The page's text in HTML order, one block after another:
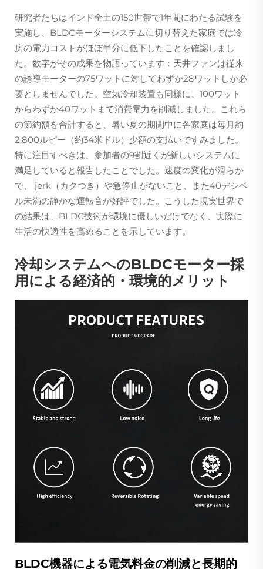
研究者たちはインド全土の150世帯で1年間にわたる試験を
実施し、BLDCモーターシステムに切り替えた家庭では冷
房の電力コストがほぼ半分に低下したことを確認しまし
た。数字がその成果を物語っています：天井ファンは従来
の誘導モーターの75ワットに対してわずか28ワットしか必
要としませんでした。空気冷却装置も同様に、100ワット
からわずか40ワットまで消費電力を削減しました。これら
の節約額を合計すると、暑い夏の期間中に各家庭は毎月約
2,800ルピー（約34米ドル）少額の支払いですみました。
特に注目すべきは、参加者の9割近くが新しいシステムに
満足していると報告したことでした。速度の変化が滑らか
で、 jerk（カクつき）や急停止がないこと、また40デシベ
ル未満の静かな運転音が好評でした。こうした現実世界で
の結果は、BLDC技術が環境に優しいだけでなく、実際に
生活の快適性を高めることを示しています。
冷却システムへのBLDCモーター採
用による経済的・環境的メリット
BLDC機器による電気料金の削減と長期的